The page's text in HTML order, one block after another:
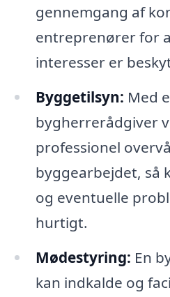
gennemgang af
entreprenører for
interesser er
Byggetilsyn: Med
bygherrerådgiver
professionel
byggearbejdet, så
og eventuelle
hurtigt.
Mødestyring: En
kan indkalde og